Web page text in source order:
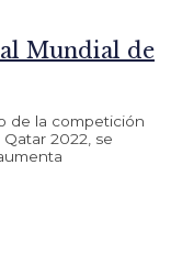
Mundial de
de la competición
2022, se